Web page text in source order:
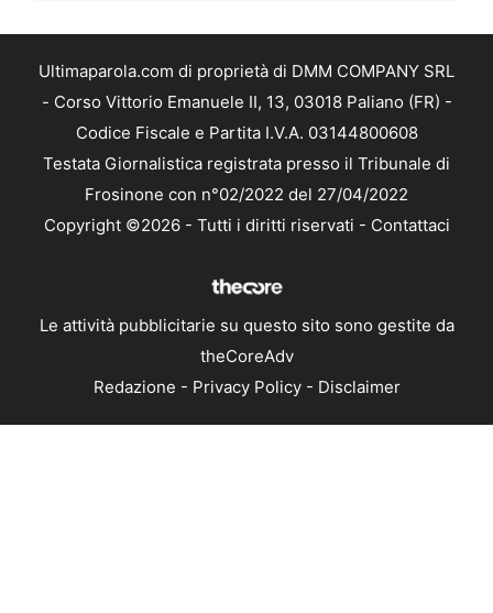
Ultimaparola.com di proprietà di DMM COMPANY SRL
- Corso Vittorio Emanuele II, 13, 03018 Paliano (FR) -
Codice Fiscale e Partita I.V.A. 03144800608
Testata Giornalistica registrata presso il Tribunale di
Frosinone con n°02/2022 del 27/04/2022
Copyright ©2026 - Tutti i diritti riservati - Contattaci
Le attività pubblicitarie su questo sito sono gestite da
theCoreAdv
Redazione - Privacy Policy- Disclaimer